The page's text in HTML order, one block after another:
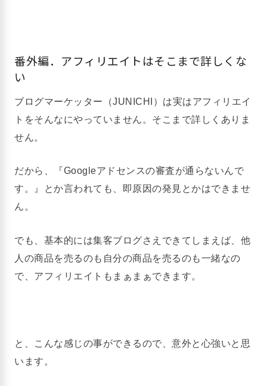
番外編．アフィリエイトはそこまで詳しくな
い
ブログマーケッター（JUNICHI）は実はアフィリエイ
トをそんなにやっていません。そこまで詳しくありま
せん。
だから、『Googleアドセンスの審査が通らないんで
す。』とか言われても、即原因の発見とかはできませ
ん。
でも、基本的には集客ブログさえできてしまえば、他
人の商品を売るのも自分の商品を売るのも一緒なの
で、アフィリエイトもまぁまぁできます。
と、こんな感じの事ができるので、意外と心強いと思
います。